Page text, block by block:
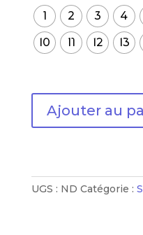
1 2 3 4
10
11 12 13
:
Ajouter au
UGS : ND Catégorie :